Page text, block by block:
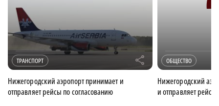
ТРАНСПОРТ r
Нижегородский аэропорт принимает и
отправляет рейсы по согласованию
ОБЩЕСТВО
Нижегородский
и отправляет